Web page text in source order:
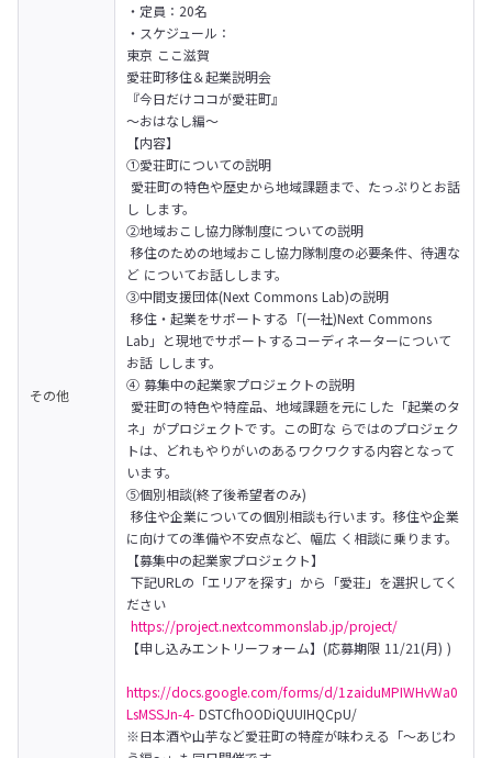
その他
・定員：20名
・スケジュール：
東京 ここ滋賀
愛荘町移住＆起業説明会
『今日だけココが愛荘町』
〜おはなし編〜
【内容】
①愛荘町についての説明
し します。
②地域おこし協力隊制度についての説明
ど についてお話しします。
③中間支援団体(Next Commons Lab)の説明
Lab」と現地でサポートするコーディネーターについて
お話 しします。
④ 募集中の起業家プロジェクトの説明
ネ」がプロジェクトです。この町な らではのプロジェク
トは、どれもやりがいのあるワクワクする内容となって
います。
⑤個別相談(終了後希望者のみ)
に向けての準備や不安点など、幅広 く相談に乗ります。
【募集中の起業家プロジェクト】
ださい
https://project.nextcommonslab.jp/project/
【申し込みエントリーフォーム】(応募期限 11/21(月) )
https://docs.google.com/forms/d/1zaiduMPIWHvWa0
LsMSSJn-4- DSTCfhOODiQUUIHQCpU/
※日本酒や山芋など愛荘町の特産が味わえる「〜あじわ